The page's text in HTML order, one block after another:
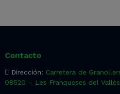
Contacto
Dirección: Carretera de
08520 – Les Franqueses del